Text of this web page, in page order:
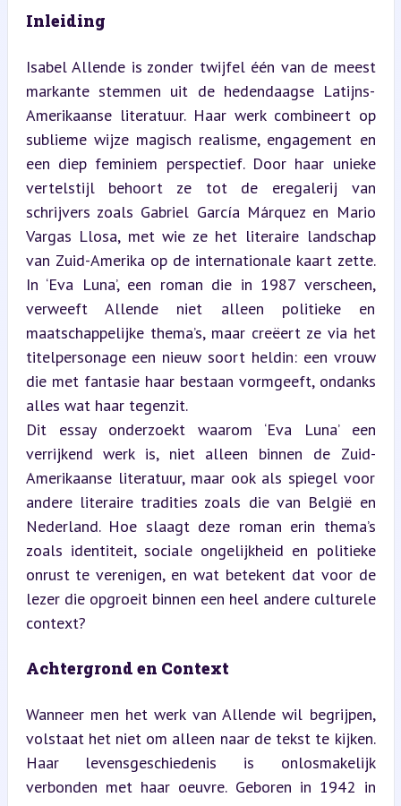
Inleiding
Isabel Allende is zonder twijfel één van de meest
markante stemmen uit de hedendaagse Latijns-
Amerikaanse literatuur. Haar werk combineert op
sublieme wijze magisch realisme, engagement en
een diep feminiem perspectief. Door haar unieke
vertelstijl behoort ze tot de eregalerij van
schrijvers zoals Gabriel García Márquez en Mario
Vargas Llosa, met wie ze het literaire landschap
van Zuid-Amerika op de internationale kaart zette.
In ‘Eva Luna’, een roman die in 1987 verscheen,
verweeft Allende niet alleen politieke en
maatschappelijke thema’s, maar creëert ze via het
titelpersonage een nieuw soort heldin: een vrouw
die met fantasie haar bestaan vormgeeft, ondanks
alles wat haar tegenzit.
Dit essay onderzoekt waarom ‘Eva Luna’ een
verrijkend werk is, niet alleen binnen de Zuid-
Amerikaanse literatuur, maar ook als spiegel voor
andere literaire tradities zoals die van België en
Nederland. Hoe slaagt deze roman erin thema’s
zoals identiteit, sociale ongelijkheid en politieke
onrust te verenigen, en wat betekent dat voor de
lezer die opgroeit binnen een heel andere culturele
context?
Achtergrond en Context
Wanneer men het werk van Allende wil begrijpen,
volstaat het niet om alleen naar de tekst te kijken.
Haar levensgeschiedenis is onlosmakelijk
verbonden met haar oeuvre. Geboren in 1942 in